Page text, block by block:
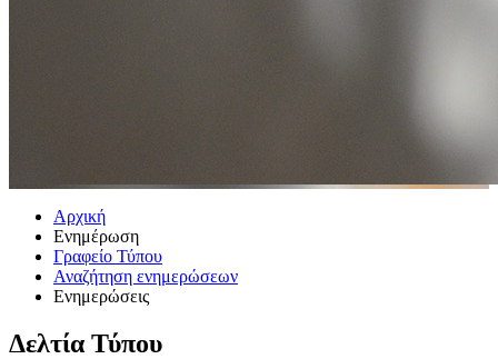
Αρχική
Ενημέρωση
Γραφείο Τύπου
Αναζήτηση ενημερώσεων
Ενημερώσεις
Δελτία Τύπου